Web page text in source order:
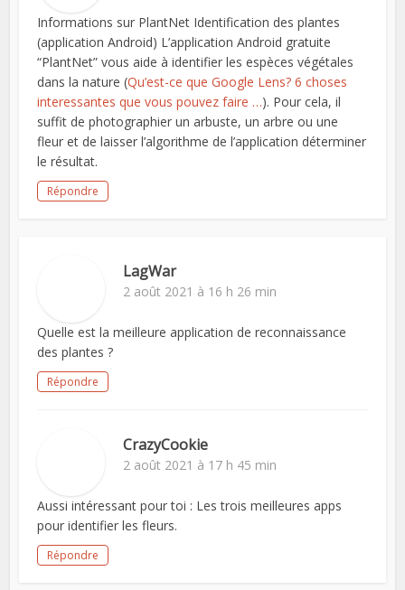
Informations sur PlantNet Identification des plantes
(application Android) L’application Android gratuite
“PlantNet” vous aide à identifier les espèces végétales
dans la nature (Qu’est-ce que Google Lens? 6 choses
interessantes que vous pouvez faire …). Pour cela, il
suffit de photographier un arbuste, un arbre ou une
fleur et de laisser l’algorithme de l’application déterminer
le résultat.
Répondre
LagWar
2 août 2021 à 16 h 26 min
Quelle est la meilleure application de reconnaissance
des plantes ?
Répondre
CrazyCookie
2 août 2021 à 17 h 45 min
Aussi intéressant pour toi : Les trois meilleures apps
pour identifier les fleurs.
Répondre